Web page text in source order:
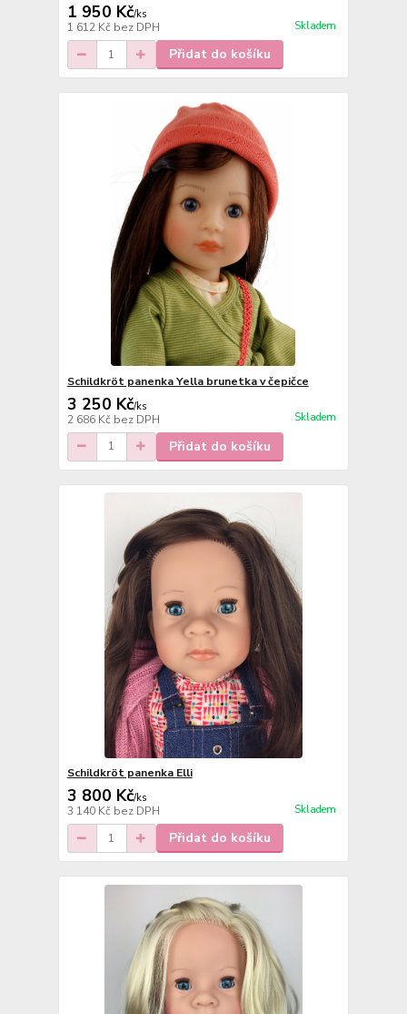
1 950 Kč/ks
1 612 Kč bez DPH Skladem
Přidat do košíku
Schildkröt panenka Yella brunetka v čepičce
3 250 Kč/ks
2 686 Kč bez DPH Skladem
Přidat do košíku
Schildkröt panenka Elli
3 800 Kč/ks
3 140 Kč bez DPH Skladem
Přidat do košíku